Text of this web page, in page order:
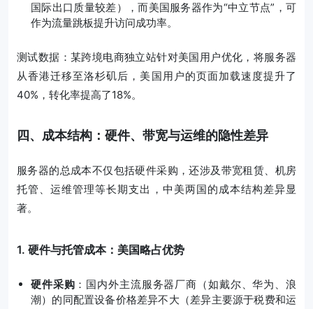
国际出口质量较差），而美国服务器作为“中立节点”，可
作为流量跳板提升访问成功率。
测试数据：某跨境电商独立站针对美国用户优化，将服务器
从香港迁移至洛杉矶后，美国用户的页面加载速度提升了
40%，转化率提高了18%。
四、成本结构：硬件、带宽与运维的隐性差异
服务器的总成本不仅包括硬件采购，还涉及带宽租赁、机房
托管、运维管理等长期支出，中美两国的成本结构差异显
著。
1. 硬件与托管成本：美国略占优势
硬件采购 ：国内外主流服务器厂商（如戴尔、华为、浪
潮）的同配置设备价格差异不大（差异主要源于税费和运